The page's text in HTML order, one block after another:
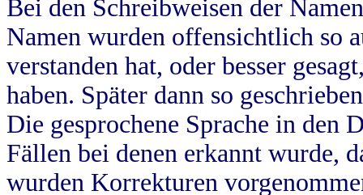
Bei den Schreibweisen der
Namen wurden offensichtlich so
verstanden hat, oder besser
haben. Später dann so
Die gesprochene Sprache in
Fällen bei denen erkannt wurde,
wurden Korrekturen